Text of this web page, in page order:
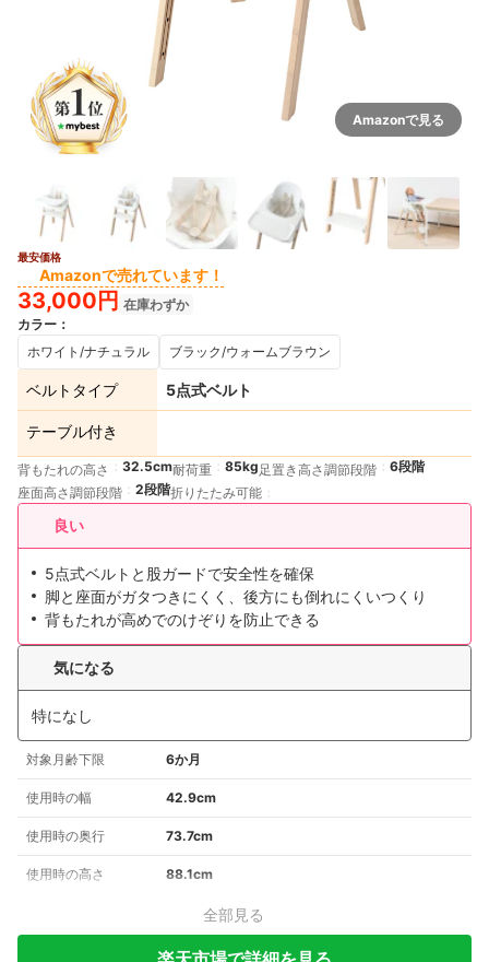
Amazonで見る
最安価格
Amazonで売れています！
33,000円 在庫わずか
カラー ：
ホワイト/ナチュラル
ブラック/ウォームブラウン
ベルトタイプ 5点式ベルト
テーブル付き
背もたれの高さ 32.5cm耐荷重 85kg 足置き高さ調節段階
6段階
座面高さ調節段階
2段階折りたたみ可能
良い
5点式ベルトと股ガードで安全性を確保
脚と座面がガタつきにくく、後方にも倒れにくいつくり
背もたれが高めでのけぞりを防止できる
気になる
特になし
対象月齢下限 6か月
使用時の幅 42.9cm
使用時の奥行 73.7cm
使用時の高さ 88.1cm
全部見る